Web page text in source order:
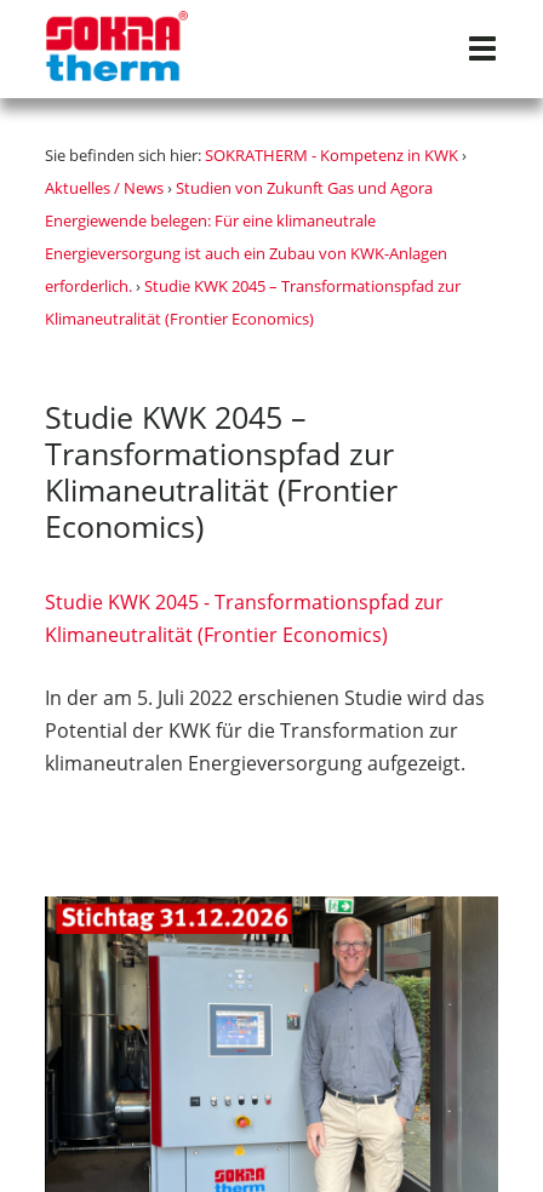
Sie befinden sich hier:SOKRATHERM - Kompetenz in KWK›
Aktuelles / News›Studien von Zukunft Gas und Agora
Energiewende belegen: Für eine klimaneutrale
Energieversorgung ist auch ein Zubau von KWK-Anlagen
erforderlich.›Studie KWK 2045 – Transformationspfad zur
Klimaneutralität (Frontier Economics)
Studie KWK 2045 –
Transformationspfad zur
Klimaneutralität (Frontier
Economics)
Studie KWK 2045 - Transformationspfad zur
Klimaneutralität (Frontier Economics)
In der am 5. Juli 2022 erschienen Studie wird das
Potential der KWK für die Transformation zur
klimaneutralen Energieversorgung aufgezeigt.